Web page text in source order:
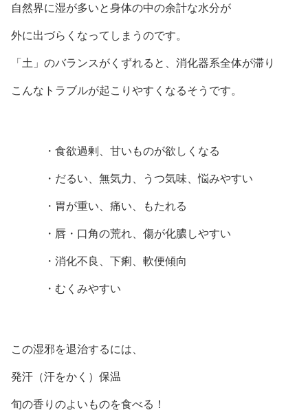
自然界に湿が多いと身体の中の余計な水分が
外に出づらくなってしまうのです。
「土」のバランスがくずれると、消化器系全体が滞り
こんなトラブルが起こりやすくなるそうです。
・食欲過剰、甘いものが欲しくなる
・だるい、無気力、うつ気味、悩みやすい
・胃が重い、痛い、もたれる
・唇・口角の荒れ、傷が化膿しやすい
・消化不良、下痢、軟便傾向
・むくみやすい
この湿邪を退治するには、
発汗（汗をかく）保温
旬の香りのよいものを食べる！